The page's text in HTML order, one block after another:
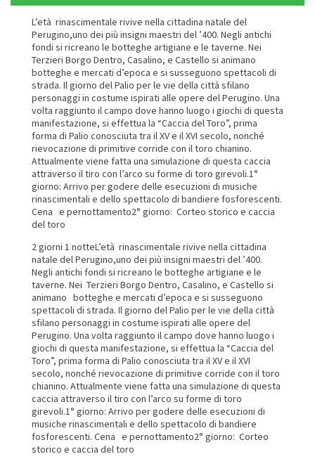
L’età rinascimentale rivive nella cittadina natale del
Perugino,uno dei più insigni maestri del ’400. Negli antichi
fondi si ricreano le botteghe artigiane e le taverne. Nei
Terzieri Borgo Dentro, Casalino, e Castello si animano
botteghe e mercati d’epoca e si susseguono spettacoli di
strada. Il giorno del Palio per le vie della città sfilano
personaggi in costume ispirati alle opere del Perugino. Una
volta raggiunto il campo dove hanno luogo i giochi di questa
manifestazione, si effettua la “Caccia del Toro”, prima
forma di Palio conosciuta tra il XV e il XVI secolo, nonché
rievocazione di primitive corride con il toro chianino.
Attualmente viene fatta una simulazione di questa caccia
attraverso il tiro con l’arco su forme di toro girevoli.1°
giorno: Arrivo per godere delle esecuzioni di musiche
rinascimentali e dello spettacolo di bandiere fosforescenti.
Cena e pernottamento2° giorno: Corteo storico e caccia
del toro
2 giorni 1 notteL’età rinascimentale rivive nella cittadina
natale del Perugino,uno dei più insigni maestri del ’400.
Negli antichi fondi si ricreano le botteghe artigiane e le
taverne. Nei Terzieri Borgo Dentro, Casalino, e Castello si
animano botteghe e mercati d’epoca e si susseguono
spettacoli di strada. Il giorno del Palio per le vie della città
sfilano personaggi in costume ispirati alle opere del
Perugino. Una volta raggiunto il campo dove hanno luogo i
giochi di questa manifestazione, si effettua la “Caccia del
Toro”, prima forma di Palio conosciuta tra il XV e il XVI
secolo, nonché rievocazione di primitive corride con il toro
chianino. Attualmente viene fatta una simulazione di questa
caccia attraverso il tiro con l’arco su forme di toro
girevoli.1° giorno: Arrivo per godere delle esecuzioni di
musiche rinascimentali e dello spettacolo di bandiere
fosforescenti. Cena e pernottamento2° giorno: Corteo
storico e caccia del toro